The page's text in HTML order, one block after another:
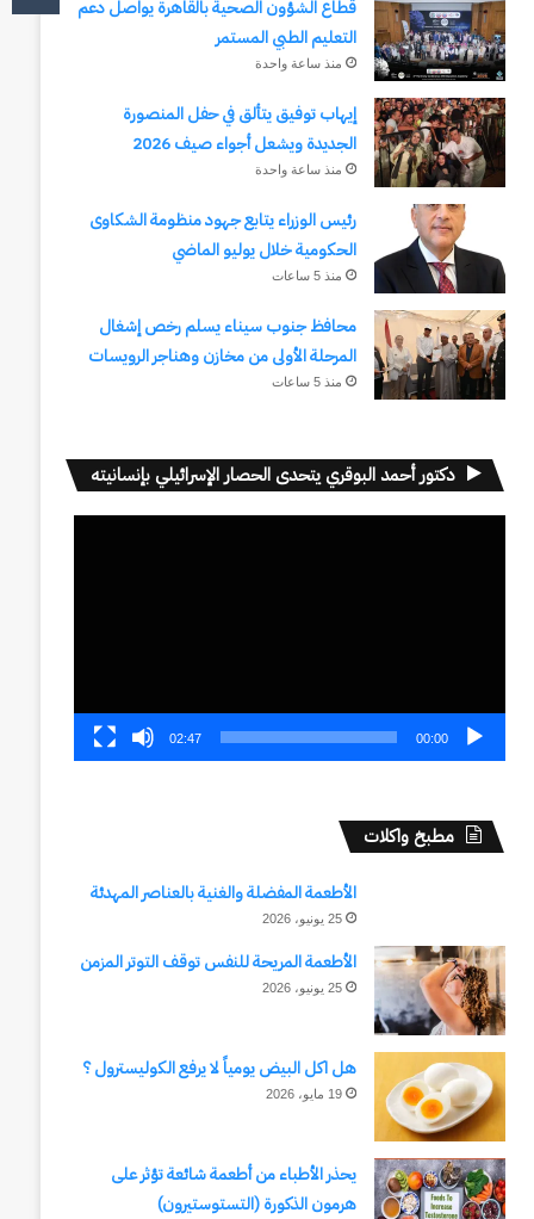
قطاع الشؤون الصحية بالقاهرة يواصل دعم
التعليم الطبي المستمر
منذ ساعة واحدة
إيهاب توفيق يتألق في حفل المنصورة
الجديدة ويشعل أجواء صيف 2026
منذ ساعة واحدة
رئيس الوزراء يتابع جهود منظومة الشكاوى
الحكومية خلال يوليو الماضي
منذ 5 ساعات
محافظ جنوب سيناء يسلم رخص إشغال
المرحلة الأولى من مخازن وهناجر الرويسات
منذ 5 ساعات
دكتور أحمد البوقري يتحدى الحصار الإسرائيلي بإنسانيته
00:00
02:47
مطبخ واكلات
الأطعمة المفضلة والغنية بالعناصر المهدئة
25 يونيو، 2026
الأطعمة المريحة للنفس توقف التوتر المزمن
25 يونيو، 2026
هل اكل البيض يومياً لا يرفع الكوليسترول ؟
19 مايو، 2026
يحذر الأطباء من أطعمة شائعة تؤثر على
هرمون الذكورة (التستوستيرون)